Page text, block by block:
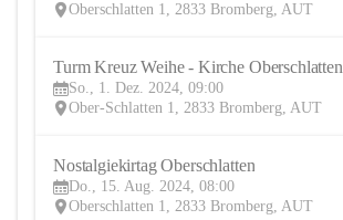
Oberschlatten 1, 2833 Bromberg, AUT
Turm Kreuz Weihe - Kirche Oberschlatten
So., 1. Dez. 2024, 09:00
Ober-Schlatten 1, 2833 Bromberg, AUT
Nostalgiekirtag Oberschlatten
Do., 15. Aug. 2024, 08:00
Oberschlatten 1, 2833 Bromberg, AUT